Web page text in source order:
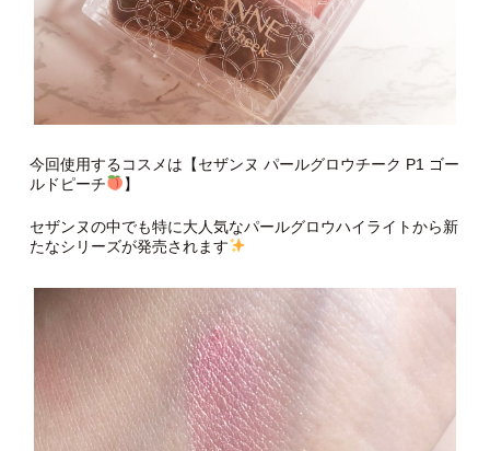
今回使用するコスメは【セザンヌ パールグロウチーク P1 ゴー
ルドピーチ
】
セザンヌの中でも特に大人気なパールグロウハイライトから新
たなシリーズが発売されます